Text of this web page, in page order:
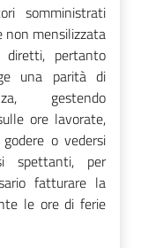
somministrati
non mensilizzata
pertanto
una parità di
gestendo
ore lavorate,
o vedersi
spettanti, per
fatturare la
le ore di ferie